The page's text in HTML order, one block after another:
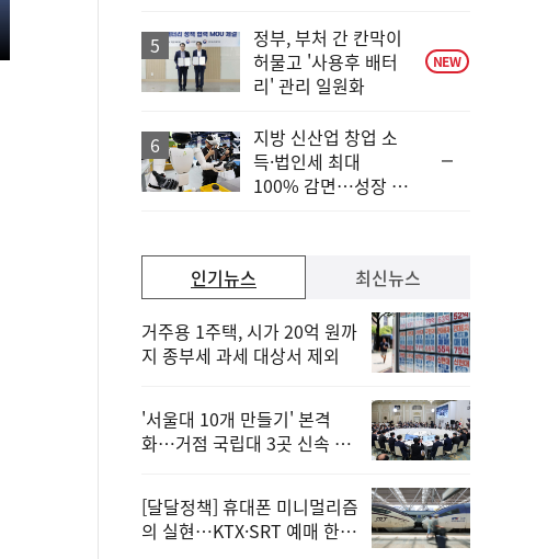
정부, 부처 간 칸막이
허물고 '사용후 배터
리' 관리 일원화
NEW
지방 신산업 창업 소
득·법인세 최대
100% 감면…성장 지
인기뉴스
거주용 1주택, 시가 20억 원까
지 종부세 과세 대상서 제외
'서울대 10개 만들기' 본격
화…거점 국립대 3곳 신속 선
[달달정책] 휴대폰 미니멀리즘
의 실현…KTX·SRT 예매 한
최신뉴스